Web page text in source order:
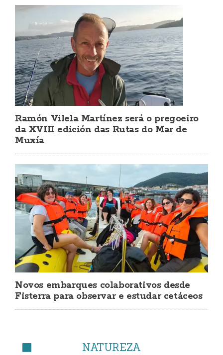
Ramón Vilela Martínez será o pregoeiro
da XVIII edición das Rutas do Mar de
Muxía
Novos embarques colaborativos desde
Fisterra para observar e estudar cetáceos
NATUREZA